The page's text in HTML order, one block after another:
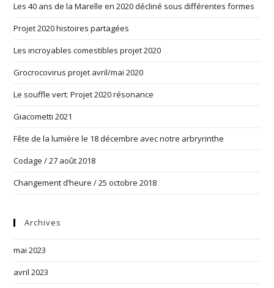
Les 40 ans de la Marelle en 2020 décliné sous différentes formes
Projet 2020 histoires partagées
Les incroyables comestibles projet 2020
Grocrocovirus projet avril/mai 2020
Le souffle vert: Projet 2020 résonance
Giacometti 2021
Fête de la lumière le 18 décembre avec notre arbryrinthe
Codage / 27 août 2018
Changement d’heure / 25 octobre 2018
Archives
mai 2023
avril 2023